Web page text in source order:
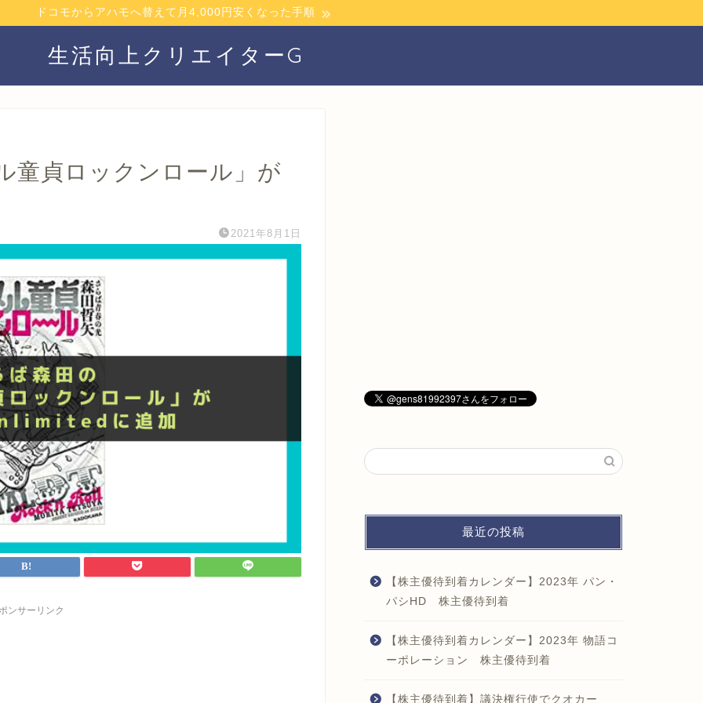
ドコモからアハモへ替えて月4,000円安くなった手順
生活向上クリエイターG
童貞ロックンロール」が
2021年8月1日
ンサーリンク
最近の投稿
【株主優待到着カレンダー】2023年 パン・
パシHD 株主優待到着
【株主優待到着カレンダー】2023年 物語コ
ーポレーション 株主優待到着
【株主優待到着】議決権行使でクオカー